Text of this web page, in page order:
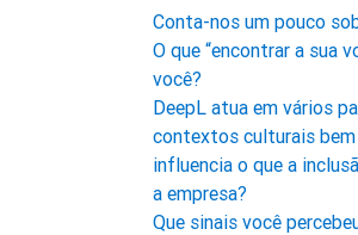
Conta-nos um pouco
O que “encontrar a sua
você?
DeepL atua em vários
contextos culturais
influencia o que a
a empresa?
Que sinais você